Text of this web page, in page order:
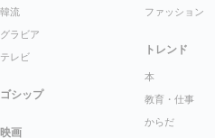
韓流
グラビア
テレビ
ゴシップ
映画
ファッション
トレンド
本
教育・仕事
からだ